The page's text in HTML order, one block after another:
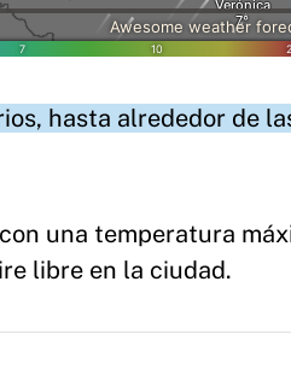
hasta alrededor de
una temperatura
libre en la ciudad.